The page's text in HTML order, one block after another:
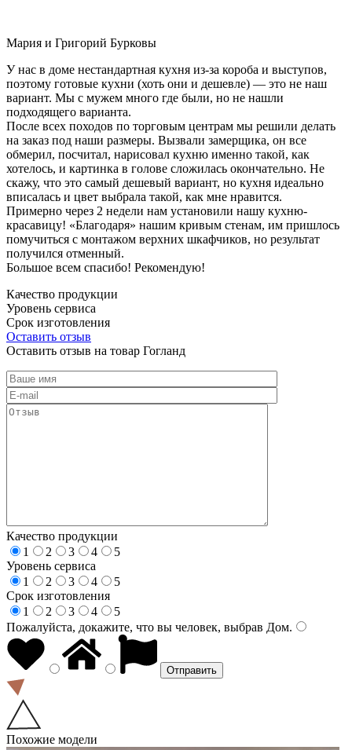
Мария и Григорий Бурковы
У нас в доме нестандартная кухня из-за короба и выступов,
поэтому готовые кухни (хоть они и дешевле) — это не наш
вариант. Мы с мужем много где были, но не нашли
подходящего варианта.
После всех походов по торговым центрам мы решили делать
на заказ под наши размеры. Вызвали замерщика, он все
обмерил, посчитал, нарисовал кухню именно такой, как
хотелось, и картинка в голове сложилась окончательно. Не
скажу, что это самый дешевый вариант, но кухня идеально
вписалась и цвет выбрала такой, как мне нравится.
Примерно через 2 недели нам установили нашу кухню-
красавицу! «Благодаря» нашим кривым стенам, им пришлось
помучиться с монтажом верхних шкафчиков, но результат
получился отменный.
Большое всем спасибо! Рекомендую!
Качество продукции
Уровень сервиса
Срок изготовления
Оставить отзыв
Оставить отзыв на товар Гогланд
Качество продукции
1
2 3 4
5
Уровень сервиса
1
2 3 4
5
Срок изготовления
1
2 3 4
5
Пожалуйста, докажите, что вы человек, выбрав Дом.
Похожие модели